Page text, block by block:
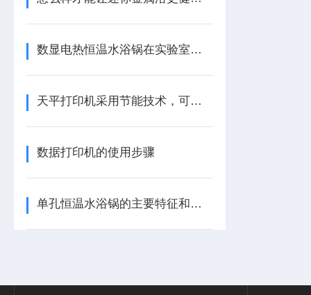
数显电热恒温水浴锅在实验室还有这些意想不到的用途
天平打印机采用节能技术，可以大大降低能源消耗
数据打印机的使用步骤
单孔恒温水浴锅的主要特征和适用范围